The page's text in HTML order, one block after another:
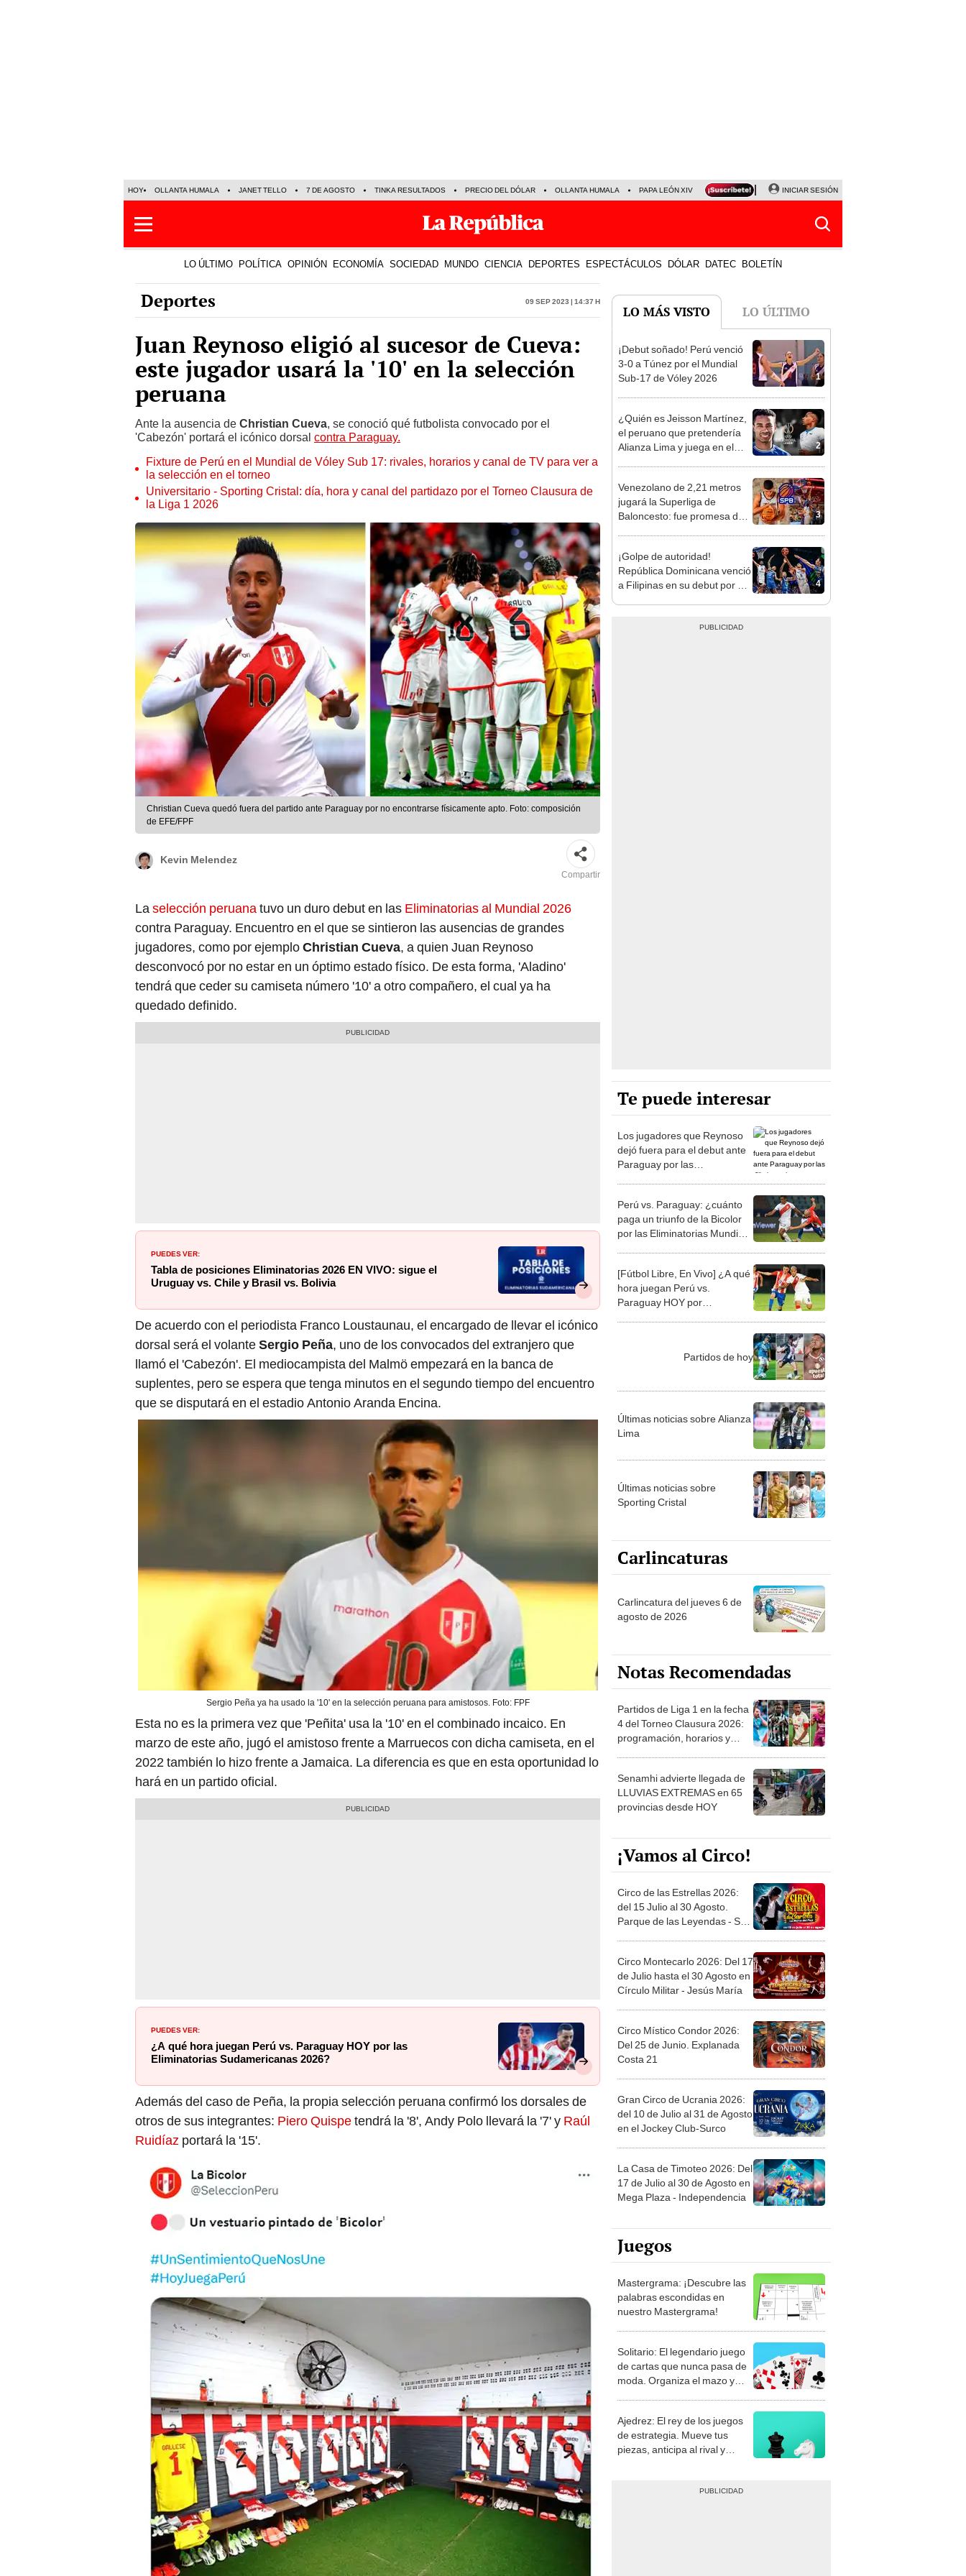
HOY OLLANTA HUMALA JANET TELLO 7 DE AGOSTO TINKA RESULTADOS PRECIO DEL DÓLAR OLLANTA HUMALA PAPA LEÓN XIV NALDY SALDAÑA LA BELLA LUZ
INICIAR SESIÓN
LO ÚLTIMO POLÍTICA OPINIÓN ECONOMÍA SOCIEDAD MUNDO CIENCIA DEPORTES ESPECTÁCULOS DÓLAR DATEC BOLETÍN
Deportes 09 Sep 2023 | 14:37 h
Juan Reynoso eligió al sucesor de Cueva:
este jugador usará la '10' en la selección
peruana
Ante la ausencia de Christian Cueva, se conoció qué futbolista convocado por el
'Cabezón' portará el icónico dorsal contra Paraguay.
Fixture de Perú en el Mundial de Vóley Sub 17: rivales, horarios y canal de TV para ver a
la selección en el torneo
Universitario - Sporting Cristal: día, hora y canal del partidazo por el Torneo Clausura de
la Liga 1 2026
Christian Cueva quedó fuera del partido ante Paraguay por no encontrarse físicamente apto. Foto: composición
de EFE/FPF
Kevin Melendez
Compartir
Laselección peruanatuvo un duro debut en las Eliminatorias al Mundial 2026
contra Paraguay. Encuentro en el que se sintieron las ausencias de grandes
jugadores, como por ejemploChristian Cueva, a quien Juan Reynoso
desconvocó por no estar en un óptimo estado físico. De esta forma, 'Aladino'
tendrá que ceder su camiseta número '10' a otro compañero, el cual ya ha
quedado definido.
PUEDES VER:
Tabla de posiciones Eliminatorias 2026 EN VIVO: sigue el
Uruguay vs. Chile y Brasil vs. Bolivia
De acuerdo con el periodista Franco Loustaunau, el encargado de llevar el icónico
dorsal será el volanteSergio Peña, uno de los convocados del extranjero que
llamó el 'Cabezón'. El mediocampista del Malmö empezará en la banca de
suplentes, pero se espera que tenga minutos en el segundo tiempo del encuentro
que se disputará en el estadio Antonio Aranda Encina.
Sergio Peña ya ha usado la '10' en la selección peruana para amistosos. Foto: FPF
Esta no es la primera vez que 'Peñita' usa la '10' en el combinado incaico. En
marzo de este año, jugó el amistoso frente a Marruecos con dicha camiseta, en el
2022 también lo hizo frente a Jamaica. La diferencia es que en esta oportunidad lo
hará en un partido oficial.
PUEDES VER:
¿A qué hora juegan Perú vs. Paraguay HOY por las
Eliminatorias Sudamericanas 2026?
Además del caso de Peña, la propia selección peruana confirmó los dorsales de
otros de sus integrantes: Piero Quispetendrá la '8', Andy Polo llevará la '7' y Raúl
Ruidíaz portará la '15'.
LO MÁS VISTO LO ÚLTIMO
1
¡Debut soñado! Perú venció
3-0 a Túnez por el Mundial
Sub-17 de Vóley 2026
2
¿Quién es Jeisson Martínez,
el peruano que pretendería
Alianza Lima y juega en el
3
Venezolano de 2,21 metros
jugará la Superliga de
Baloncesto: fue promesa de
4
¡Golpe de autoridad!
República Dominicana venció
a Filipinas en su debut por el
Te puede interesar
Los jugadores que Reynoso
dejó fuera para el debut ante
Paraguay por las
Perú vs. Paraguay: ¿cuánto
paga un triunfo de la Bicolor
por las Eliminatorias Mundial
[Fútbol Libre, En Vivo] ¿A qué
hora juegan Perú vs.
Paraguay HOY por
Partidos de hoy
Últimas noticias sobre Alianza
Lima
Últimas noticias sobre
Sporting Cristal
Carlincaturas
Carlincatura del jueves 6 de
agosto de 2026
Notas Recomendadas
Partidos de Liga 1 en la fecha
4 del Torneo Clausura 2026:
programación, horarios y
Senamhi advierte llegada de
LLUVIAS EXTREMAS en 65
provincias desde HOY
¡Vamos al Circo!
Circo de las Estrellas 2026:
del 15 Julio al 30 Agosto.
Parque de las Leyendas - San
Circo Montecarlo 2026: Del 17
de Julio hasta el 30 Agosto en
Círculo Militar - Jesús María
Circo Místico Condor 2026:
Del 25 de Junio. Explanada
Costa 21
Gran Circo de Ucrania 2026:
del 10 de Julio al 31 de Agosto
en el Jockey Club-Surco
La Casa de Timoteo 2026: Del
17 de Julio al 30 de Agosto en
Mega Plaza - Independencia
Juegos
Mastergrama: ¡Descubre las
palabras escondidas en
nuestro Mastergrama!
Solitario: El legendario juego
de cartas que nunca pasa de
moda. Organiza el mazo y
Ajedrez: El rey de los juegos
de estrategia. Mueve tus
piezas, anticipa al rival y